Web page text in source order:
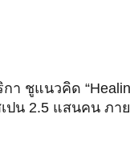
า ชูแนวคิด
เปน 2.5 แสนคน ภา